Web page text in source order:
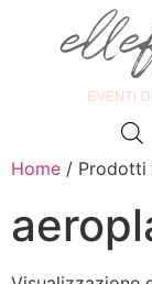
Home / Prodotti